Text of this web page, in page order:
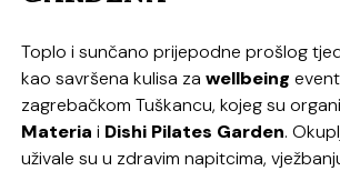
Toplo i sunčano prijepodne prošlog
kao savršena kulisa zawellbeing
zagrebačkom Tuškancu, kojeg su
Materia i Dishi Pilates Garden.
uživale su u zdravim napitcima,